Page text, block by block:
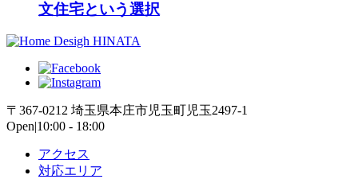
文住宅という選択
〒367-0212 埼玉県本庄市児玉町児玉2497-1
Open|10:00 - 18:00
アクセス
対応エリア